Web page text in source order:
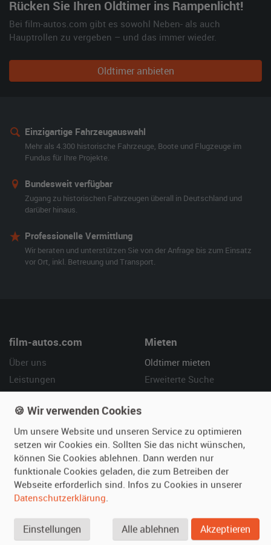
Rücken Sie Ihren Oldtimer ins Rampenlicht!
Bei film-autos.com gibt es sowohl Neben- als auch
Hauptrollen zu vergeben – und das immer wieder.
Oldtimer anbieten
Einzigartige Fahrzeugauswahl
Mehr als 4.300 historische Fahrzeuge, Boote und Flugzeuge im
Fundus für Ihre Projekte.
Bundesweit verfügbar
Zugang zu historischen Fahrzeugen überall in Deutschland und
darüber hinaus.
Professionelle Vermittlung
Wir beraten und unterstützen Sie von der Anfrage bis zum Einsatz
vor Ort, inkl. Betreuung und Transport.
film-autos.com
Über uns
Leistungen
Kundenmeinungen
Mieten
Oldtimer mieten
Erweiterte Suche
Vermieten
Oldtimer anmelden
Fotos senden
Fragen für Vermieter
Inserat verwalten
Hilfe
Häufige Fragen (FAQ)
So funktioniert's
🍪 Wir verwenden Cookies
Um unsere Website und unseren Service zu optimieren
setzen wir Cookies ein. Sollten Sie das nicht wünschen,
können Sie Cookies ablehnen. Dann werden nur
funktionale Cookies geladen, die zum Betreiben der
Webseite erforderlich sind. Infos zu Cookies in unserer
Datenschutzerklärung.
Einstellungen Alle ablehnen Akzeptieren